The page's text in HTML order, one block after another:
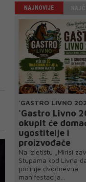
NAJNOVIJE
'GASTRO LIVNO
'Gastro Livno
okupit će
ugostitelje i
proizvođače
Na izletištu „Mirisi
Stupama kod Livna
počinje dvodnevna
manifestacija...